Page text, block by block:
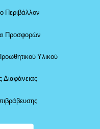
Περιβάλλον
Προσφορών
Υλικού
Διαφάνειας